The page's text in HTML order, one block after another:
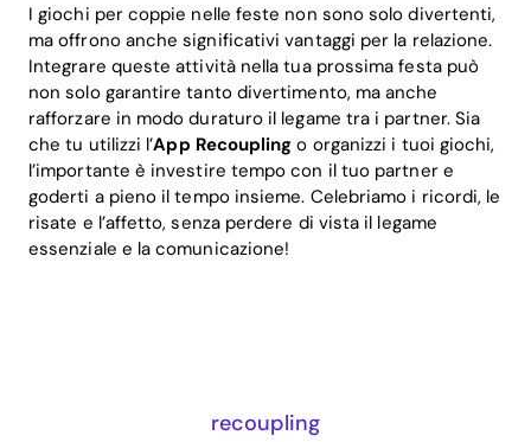
I giochi per coppie nelle feste non sono solo divertenti,
ma offrono anche significativi vantaggi per la relazione.
Integrare queste attività nella tua prossima festa può
non solo garantire tanto divertimento, ma anche
rafforzare in modo duraturo il legame tra i partner. Sia
che tu utilizzi l’App Recoupling o organizzi i tuoi giochi,
l’importante è investire tempo con il tuo partner e
goderti a pieno il tempo insieme. Celebriamo i ricordi, le
risate e l’affetto, senza perdere di vista il legame
essenziale e la comunicazione!
recoupling